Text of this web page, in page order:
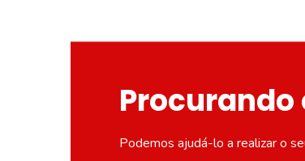
Procurando
Podemos ajudá-lo a realizar o